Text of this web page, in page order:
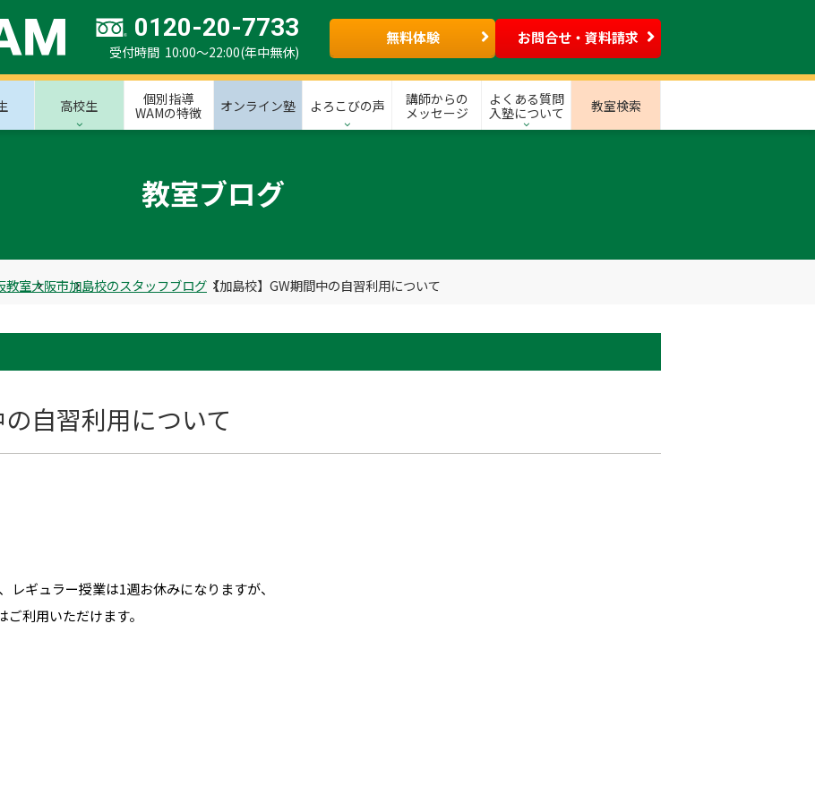
0120-20-7733
受付時間 10:00～22:00(年中無休)
無料体験 お問合せ・資料請求
高校生
個別指導
WAMの特徴
オンライン塾 よろこびの声
講師からの
メッセージ
よくある質問
入塾について
教室検索
教室ブログ
教室大阪市加島校のスタッフブログ 【加島校】GW期間中の自習利用について
の自習利用について
ギュラー授業は1週お休みになりますが、
利用いただけます。